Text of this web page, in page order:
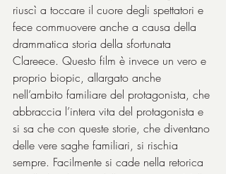
riuscì a toccare il cuore degli spettatori e
fece commuovere anche a causa della
drammatica storia della sfortunata
Clareece. Questo film è invece un vero e
proprio biopic, allargato anche
nell’ambito familiare del protagonista, che
abbraccia l’intera vita del protagonista e
si sa che con queste storie, che diventano
delle vere saghe familiari, si rischia
sempre. Facilmente si cade nella retorica